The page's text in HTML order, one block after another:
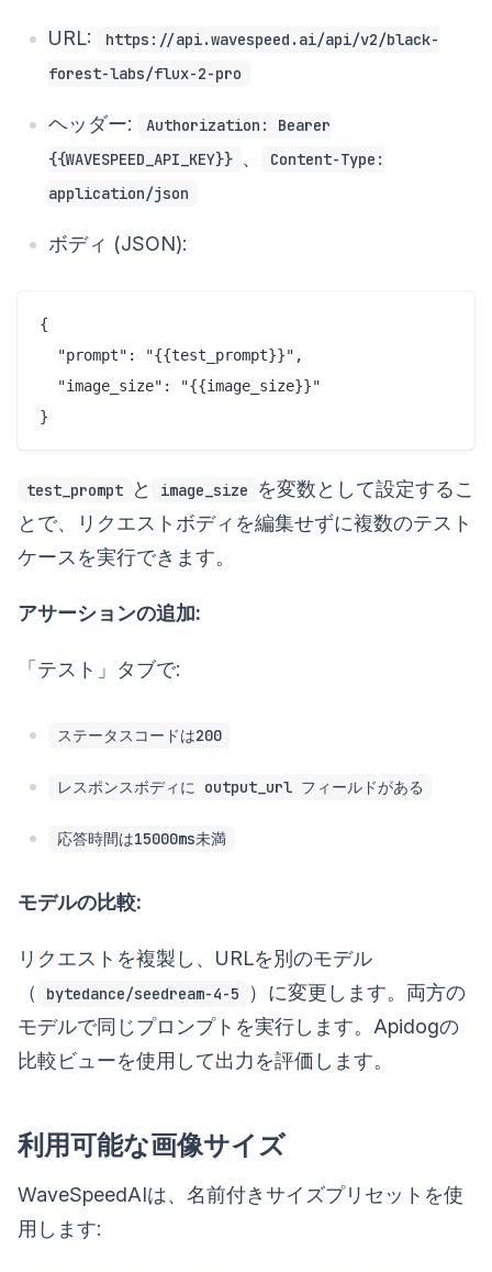
URL:
https://api.wavespeed.ai/api/v2/black-
forest-labs/flux-2-pro
ヘッダー:
Authorization: Bearer
{{WAVESPEED_API_KEY}} 、
Content-Type:
application/json
ボディ (JSON):
{
  "prompt": "{{test_prompt}}",
  "image_size": "{{image_size}}"
test_prompt と image_size
を変数として設定するこ
とで、リクエストボディを編集せずに複数のテスト
ケースを実行できます。
アサーションの追加:
「テスト」タブで:
ステータスコードは200
レスポンスボディに output_url フィールドがある
応答時間は15000ms未満
モデルの比較:
リクエストを複製し、URLを別のモデル
（
bytedance/seedream-4-5
）に変更します。両方の
モデルで同じプロンプトを実行します。Apidogの
比較ビューを使用して出力を評価します。
利用可能な画像サイズ
WaveSpeedAIは、名前付きサイズプリセットを使
用します: